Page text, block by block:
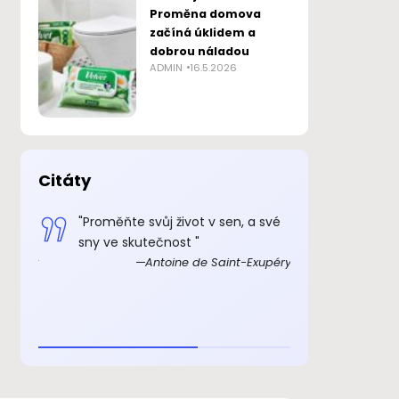
Proměna domova
začíná úklidem a
dobrou náladou
ADMIN 16.5.2026
Citáty
"Proměňte svůj život v sen, a své
sny ve skutečnost "
Antoine de Saint-Exupéry